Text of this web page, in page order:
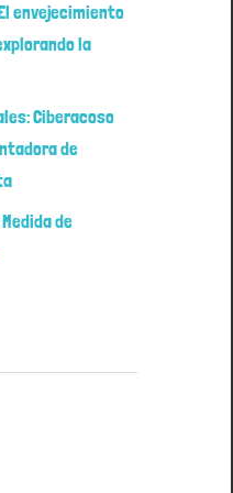
envejecimiento
la
Ciberacoso
de
de